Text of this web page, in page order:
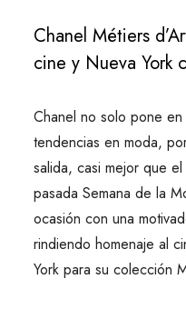
Chanel Métiers
cine y Nueva York
Chanel no solo pone
tendencias en moda,
salida, casi mejor que
pasada Semana de la
ocasión con una
rindiendo homenaje al
York para su colección